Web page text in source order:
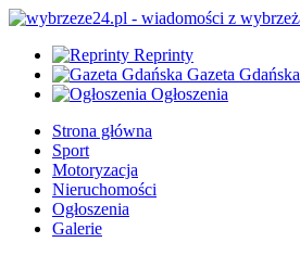
Reprinty
Gazeta Gdańska
Ogłoszenia
Strona główna
Sport
Motoryzacja
Nieruchomości
Ogłoszenia
Galerie